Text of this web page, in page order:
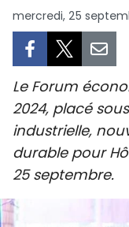
mercredi, 25
Le Forum
2024, placé
industrielle,
durable pour
25 septembre.